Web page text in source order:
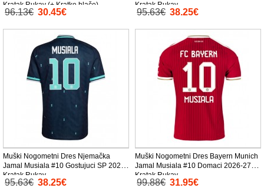
Kratak Rukav (+ Kratke hlače)
96.13€ 30.45€
Kratak Rukav
95.63€ 38.25€
Muški Nogometni Dres Njemačka
Jamal Musiala #10 Gostujuci SP 2026
Kratak Rukav
95.63€ 38.25€
Muški Nogometni Dres Bayern Munich
Jamal Musiala #10 Domaci 2026-27
Kratak Rukav
99.88€ 31.95€